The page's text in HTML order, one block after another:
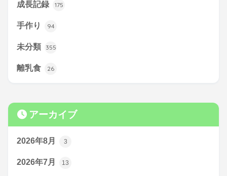
成長記録 175
手作り 94
未分類 355
離乳食 26
アーカイブ
2026年8月 3
2026年7月 13